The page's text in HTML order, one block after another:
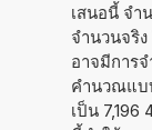
เสนอนี้ จำ
จำนวนจริ
อาจมีการ
คำนวณแบ
เป็น 7,196